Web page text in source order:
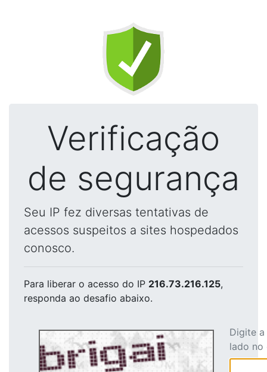
Verificação
de segurança
Seu IP fez diversas tentativas de
acessos suspeitos a sites hospedados
conosco.
Para liberar o acesso do IP 216.73.216.125,
responda ao desafio abaixo.
Digite
lado no